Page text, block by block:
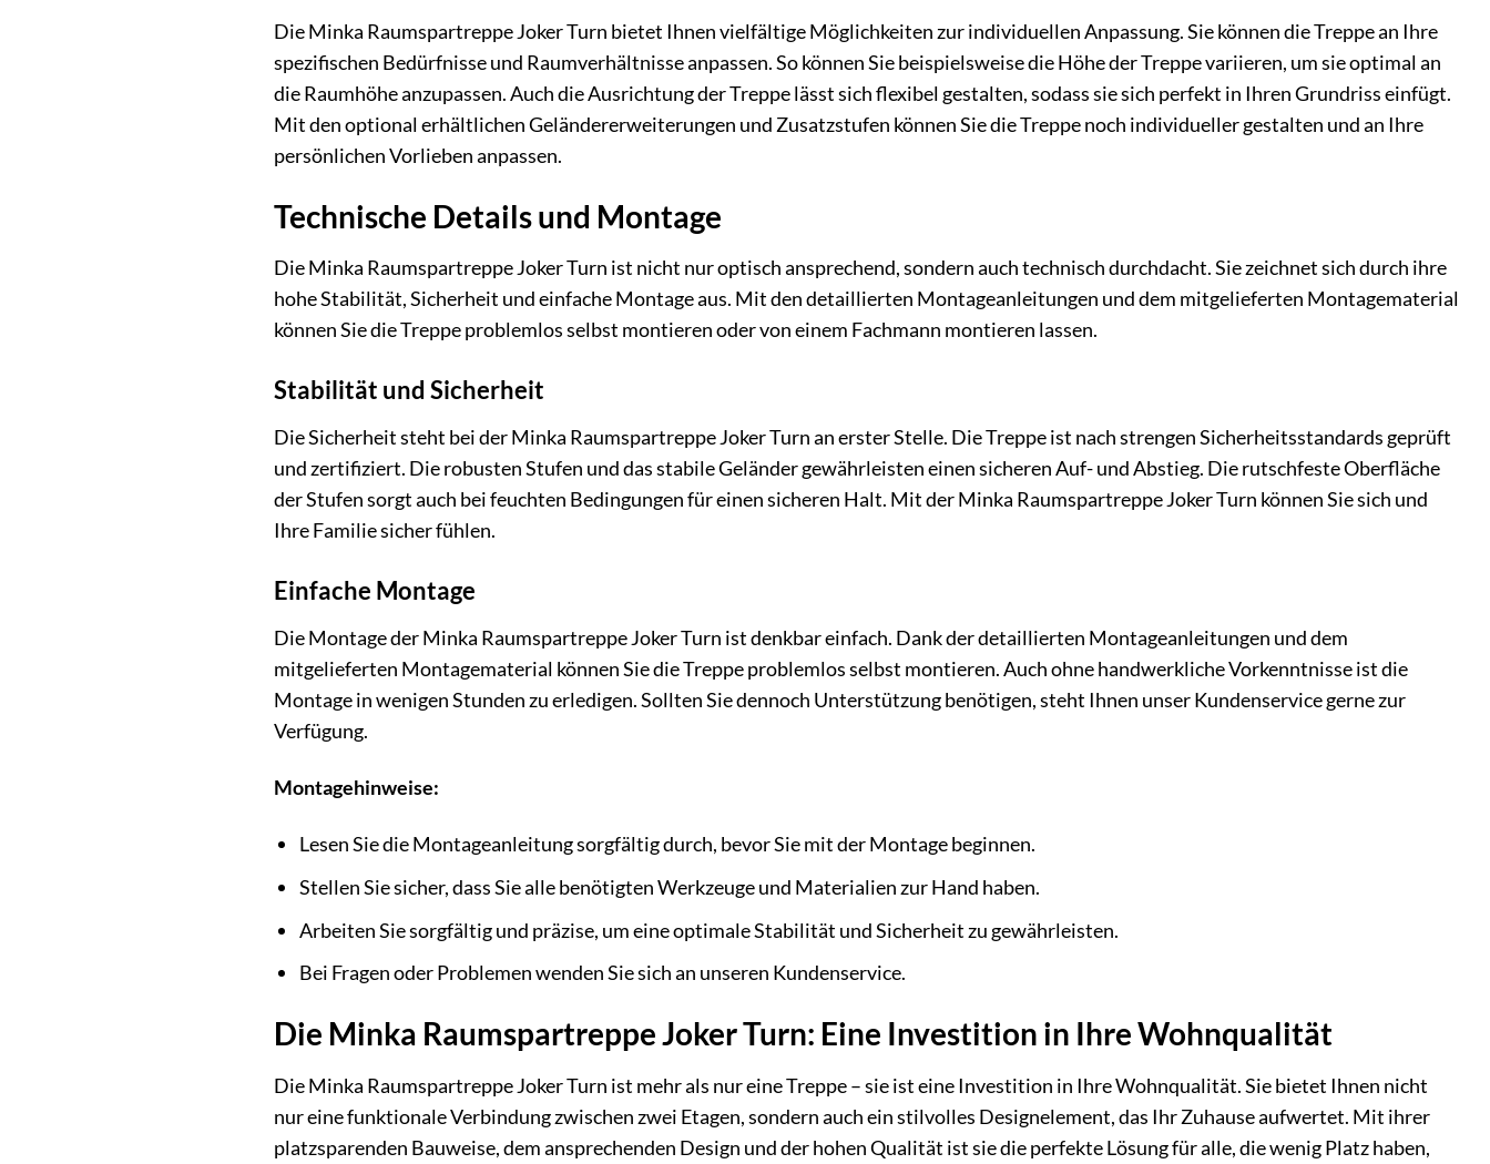
Die Minka Raumspartreppe Joker Turn bietet Ihnen vielfältige Möglichkeiten zur individuellen Anpassung. Sie können die Treppe an Ihre
spezifischen Bedürfnisse und Raumverhältnisse anpassen. So können Sie beispielsweise die Höhe der Treppe variieren, um sie optimal an
die Raumhöhe anzupassen. Auch die Ausrichtung der Treppe lässt sich flexibel gestalten, sodass sie sich perfekt in Ihren Grundriss einfügt.
Mit den optional erhältlichen Geländererweiterungen und Zusatzstufen können Sie die Treppe noch individueller gestalten und an Ihre
persönlichen Vorlieben anpassen.
Technische Details und Montage
Die Minka Raumspartreppe Joker Turn ist nicht nur optisch ansprechend, sondern auch technisch durchdacht. Sie zeichnet sich durch ihre
hohe Stabilität, Sicherheit und einfache Montage aus. Mit den detaillierten Montageanleitungen und dem mitgelieferten Montagematerial
können Sie die Treppe problemlos selbst montieren oder von einem Fachmann montieren lassen.
Stabilität und Sicherheit
Die Sicherheit steht bei der Minka Raumspartreppe Joker Turn an erster Stelle. Die Treppe ist nach strengen Sicherheitsstandards geprüft
und zertifiziert. Die robusten Stufen und das stabile Geländer gewährleisten einen sicheren Auf- und Abstieg. Die rutschfeste Oberfläche
der Stufen sorgt auch bei feuchten Bedingungen für einen sicheren Halt. Mit der Minka Raumspartreppe Joker Turn können Sie sich und
Ihre Familie sicher fühlen.
Einfache Montage
Die Montage der Minka Raumspartreppe Joker Turn ist denkbar einfach. Dank der detaillierten Montageanleitungen und dem
mitgelieferten Montagematerial können Sie die Treppe problemlos selbst montieren. Auch ohne handwerkliche Vorkenntnisse ist die
Montage in wenigen Stunden zu erledigen. Sollten Sie dennoch Unterstützung benötigen, steht Ihnen unser Kundenservice gerne zur
Verfügung.
Montagehinweise:
Lesen Sie die Montageanleitung sorgfältig durch, bevor Sie mit der Montage beginnen.
Stellen Sie sicher, dass Sie alle benötigten Werkzeuge und Materialien zur Hand haben.
Arbeiten Sie sorgfältig und präzise, um eine optimale Stabilität und Sicherheit zu gewährleisten.
Bei Fragen oder Problemen wenden Sie sich an unseren Kundenservice.
Die Minka Raumspartreppe Joker Turn: Eine Investition in Ihre Wohnqualität
Die Minka Raumspartreppe Joker Turn ist mehr als nur eine Treppe – sie ist eine Investition in Ihre Wohnqualität. Sie bietet Ihnen nicht
nur eine funktionale Verbindung zwischen zwei Etagen, sondern auch ein stilvolles Designelement, das Ihr Zuhause aufwertet. Mit ihrer
platzsparenden Bauweise, dem ansprechenden Design und der hohen Qualität ist sie die perfekte Lösung für alle, die wenig Platz haben,